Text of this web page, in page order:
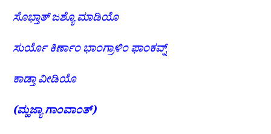
ಸೊಭ್ತಾತ್ಜಶ್ಯೊಮಾಡಿಯೊ
ಸುರ್ಯೊ ಕಿರ್ಣಾಂಭಾಂಗ್ರಾಳಿಂಫಾಂಕವ್ನ್
ಕಾಡ್ತಾವೀಡಿಯೊ
(ಮ್ಹಜ್ಯಾಗಾಂವಾಂತ್)